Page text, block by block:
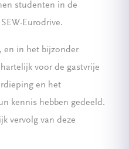
studenten in de
Eurodrive.
en in het bijzonder
voor de gastvrije
en het
kennis hebben gedeeld.
vervolg van deze